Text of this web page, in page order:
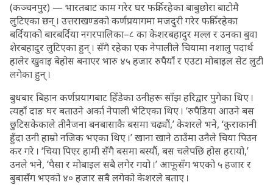
(कञ्चनपुर) — भारतबाट काम गरेर घर फर्किरहेका बाबुछोरा बाटोमै
लुटिएका छन् । उत्तराखण्डको कर्णप्रयागमा मजदुरी गरेर फर्किरहेका
बर्दियाको बारबर्दिया नगरपालिका–८ का केशरबहादुर मल्ल र उनका बुवा
शेरबहादुर लुटिएका हुन् । सँगै रहेका एक नेपालीले चियामा नशालु पदार्थ
हालेर खुवाइ बेहोस बनाएर भारु ४५ हजार रुपैयाँ र एउटा मोबाइल सेट लुटी
लगेका हुन् ।
बुधबार बिहान कर्णप्रयागबाट हिँडेका उनीहरू साँझ हरिद्वार पुगेका थिए ।
त्यहाँ दाङ घर बताउने अर्का नेपाली भेटिएका थिए । ‘रुपैडिया आउने बस
छुटिसकेकाले तीनैजना बनबासाकै बसमा चढ्यौं,’ केशरले भने, ‘कुराकानी
हुँदा उनी हाम्रो नजिक भएका थिए ।’ खाना खाने ठाउँमा उनैले चिया पिउन
कर गरे । ‘चिया पिएर हामी सँगै बसमा बस्यौं, बस चलेपछि होस हरायो,’
उनले भने, ‘पैसा र मोबाइल सबै लगेर गयो ।’ आफूसँग भएको ५ हजार र
बुबासँग भएको ४० हजार सबै लगेको केशरले बताए ।